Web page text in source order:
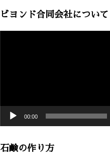
ビヨンド合同会社について
00:00
石鹸の作り方